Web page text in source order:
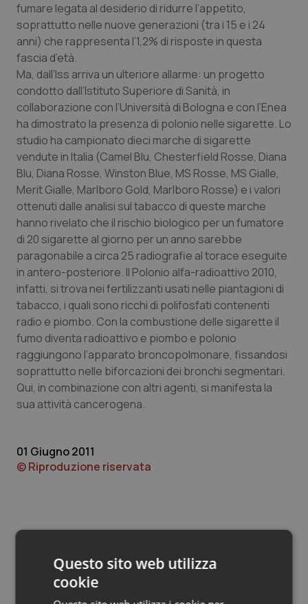
Piemonte
Provincia Autonoma di Bolzano
Provincia Autonoma di Trento
Puglia
Sardegna
Sicilia
Toscana
Umbria
Valle D’Aosta
Veneto
HIV
Infezioni & Febbre
Ipertensione & Scompenso
Malattie rare
Malattia di Crohn & Rettocolite Ulcerosa
Neuroscienze & patologie neurodegenerative
Obesità
Oftalmologia
Oncodermatologia
Oncoematologia
Oncologia & Nutrizione
Psoriasi & pelle
Quotidiano Chirurgia
Rene & patologie urogenitali
fumare legata al desiderio di ridurre l’appetito,
soprattutto nelle nuove generazioni (tra i 15 e i 24
anni) che rappresenta l’1,2% di risposte in questa
fascia d’età.
Ma, dall’Iss arriva un ulteriore allarme: un progetto
condotto dall’Istituto Superiore di Sanità, in
collaborazione con l’Università di Bologna e con l’Enea
ha dimostrato la presenza di polonio nelle sigarette. Lo
studio ha campionato dieci marche di sigarette
vendute in Italia (Camel Blu, Chesterfield Rosse, Diana
Blu, Diana Rosse, Winston Blue, MS Rosse, MS Gialle,
Merit Gialle, Marlboro Gold, Marlboro Rosse) e i valori
ottenuti dalle analisi sul tabacco di queste marche
hanno rivelato che il rischio biologico per un fumatore
di 20 sigarette al giorno per un anno sarebbe
paragonabile a circa 25 radiografie al torace eseguite
in antero-posteriore. Il Polonio alfa-radioattivo 2010,
infatti, si trova nei fertilizzanti usati nelle piantagioni di
tabacco, i quali sono ricchi di polifosfati contenenti
radio e piombo. Con la combustione delle sigarette il
fumo diventa radioattivo e piombo e polonio
raggiungono l’apparato broncopolmonare, fissandosi
soprattutto nelle biforcazioni dei bronchi segmentari.
Qui, in combinazione con altri agenti, si manifesta la
sua attività cancerogena.
01 Giugno 2011
© Riproduzione riservata
Potrebbe interessarti in
Questo sito web utilizza
cookie